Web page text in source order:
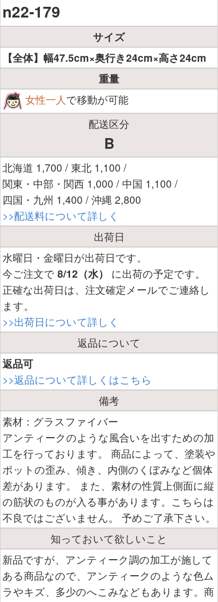
n22-179
サイズ
【全体】幅47.5cm×奥行き24cm×高さ24cm
重量
女性一人で移動が可能
配送区分
B
北海道 1,700 / 東北 1,100 /
関東・中部・関西 1,000 / 中国 1,100 /
四国・九州 1,400 / 沖縄 2,800
>>配送料について詳しく
出荷日
水曜日・金曜日が出荷日です。
今ご注文で 8/12（水）
に出荷の予定です。
正確な出荷日は、注文確定メールでご連絡し
ます。
>>出荷日について詳しく
返品について
返品可
>>返品について詳しくはこちら
備考
素材：グラスファイバー
アンティークのような風合いを出すための加
工を行っております。 商品によって、塗装や
ポットの歪み、傾き、内側のくぼみなど個体
差があります。 また、素材の性質上側面に縦
の筋状のものが入る事があります。こちらは
不良ではございません。 予めご了承下さい。
知っておいて欲しいこと
新品ですが、アンティーク調の加工が施して
ある商品なので、アンティークのような色ム
ラやキズ、多少のへこみなどもあります。商